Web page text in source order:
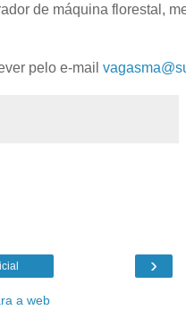
de máquina florestal,
pelo e-mail
›
a web